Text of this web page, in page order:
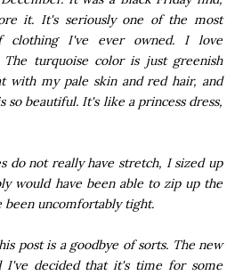
it. It's seriously one of the most
clothing I've ever owned. I love
turquoise color is just greenish
with my pale skin and red hair, and
so beautiful. It's like a princess dress,
do not really have stretch, I sized up
would have been able to zip up the
been uncomfortably tight.
post is a goodbye of sorts. The new
I've decided that it's time for some